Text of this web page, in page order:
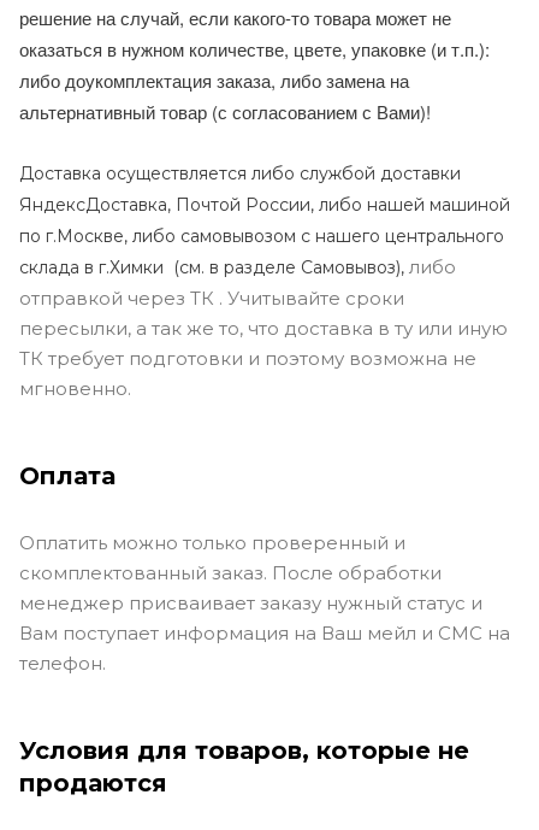
решение на случай, если какого-то товара может не
оказаться в нужном количестве, цвете, упаковке (и т.п.):
либо доукомплектация заказа, либо замена на
альтернативный товар (с согласованием с Вами)!
Доставка осуществляется либо службой доставки
ЯндексДоставка, Почтой России, либо нашей машиной
по г.Москве, либо самовывозом с нашего центрального
склада в г.Химки (см. в разделе Самовывоз), либо
отправкой через ТК . Учитывайте сроки
пересылки, а так же то, что доставка в ту или иную
ТК требует подготовки и поэтому возможна не
мгновенно.
Оплата
Оплатить можно только проверенный и
скомплектованный заказ. После обработки
менеджер присваивает заказу нужный статус и
Вам поступает информация на Ваш мейл и СМС на
телефон.
Условия для товаров, которые не
продаются